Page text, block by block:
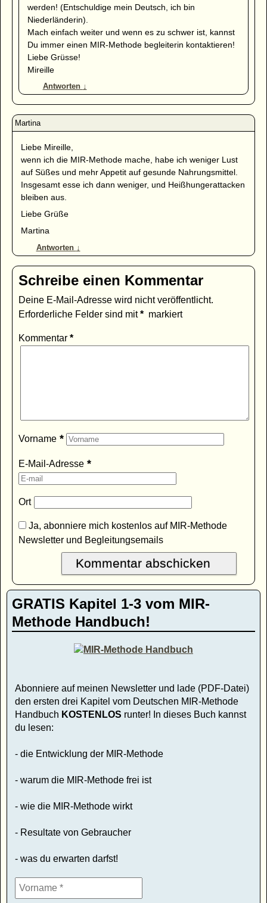
werden! (Entschuldige mein Deutsch, ich bin
Niederländerin).
Mach einfach weiter und wenn es zu schwer ist, kannst
Du immer einen MIR-Methode begleiterin kontaktieren!
Liebe Grüsse!
Mireille
Antworten ↓
Liebe Mireille,
wenn ich die MIR-Methode mache, habe ich weniger Lust
auf Süßes und mehr Appetit auf gesunde Nahrungsmittel.
Insgesamt esse ich dann weniger, und Heißhungerattacken
bleiben aus.
Liebe Grüße
Martina
Antworten ↓
Schreibe einen Kommentar
Deine E-Mail-Adresse wird nicht veröffentlicht.
Erforderliche Felder sind mit* markiert
Kommentar *
Vorname *
E-Mail-Adresse *
Ort
Ja, abonniere mich kostenlos auf MIR-Methode
Newsletter und Begleitungsemails
GRATIS Kapitel 1-3 vom MIR-
Methode Handbuch!
Abonniere auf meinen Newsletter und lade (PDF-Datei)
den ersten drei Kapitel vom Deutschen MIR-Methode
Handbuch KOSTENLOS runter! In dieses Buch kannst
du lesen:
- die Entwicklung der MIR-Methode
- warum die MIR-Methode frei ist
- wie die MIR-Methode wirkt
- Resultate von Gebraucher
- was du erwarten darfst!